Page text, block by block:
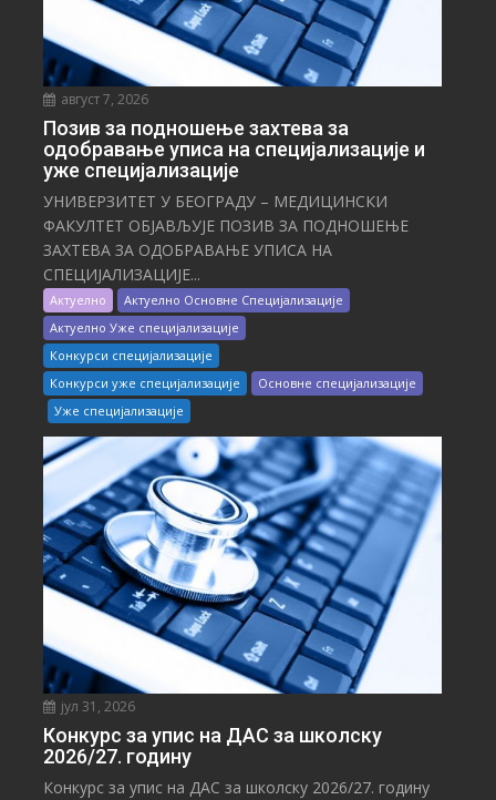
август 7, 2026
Позив за подношење захтева за
одобравање уписа на специјализације и
уже специјализације
УНИВЕРЗИТЕТ У БЕОГРАДУ – МЕДИЦИНСКИ
ФАКУЛТЕТ ОБЈАВЉУЈЕ ПОЗИВ ЗА ПОДНОШЕЊЕ
ЗАХТЕВА ЗА ОДОБРАВАЊЕ УПИСА НА
СПЕЦИЈАЛИЗАЦИЈЕ...
Актуелно
Актуелно Основне Специјализације
Актуелно Уже специјализације
Конкурси специјализације
Конкурси уже специјализације
Основне специјализације
Уже специјализације
јул 31, 2026
Конкурс за упис на ДАС за школску
2026/27. годину
Конкурс за упис на ДАС за школску 2026/27. годину